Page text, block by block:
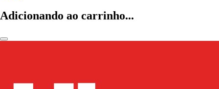
Adicionando ao carrinho...